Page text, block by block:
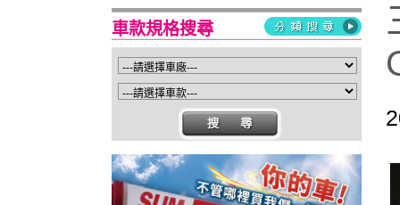
Isuzu屏東2S新據點開幕 強化南台灣
服務網絡
車款規格搜尋